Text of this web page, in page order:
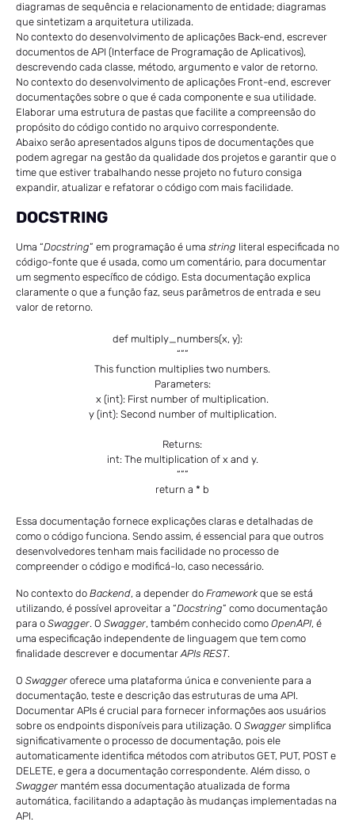
diagramas de sequência e relacionamento de entidade; diagramas
que sintetizam a arquitetura utilizada.
No contexto do desenvolvimento de aplicações Back-end, escrever
documentos de API (Interface de Programação de Aplicativos),
descrevendo cada classe, método, argumento e valor de retorno.
No contexto do desenvolvimento de aplicações Front-end, escrever
documentações sobre o que é cada componente e sua utilidade.
Elaborar uma estrutura de pastas que facilite a compreensão do
propósito do código contido no arquivo correspondente.
Abaixo serão apresentados alguns tipos de documentações que
podem agregar na gestão da qualidade dos projetos e garantir que o
time que estiver trabalhando nesse projeto no futuro consiga
expandir, atualizar e refatorar o código com mais facilidade.
DOCSTRING
Uma “Docstring” em programação é uma string literal especificada no
código-fonte que é usada, como um comentário, para documentar
um segmento específico de código. Esta documentação explica
claramente o que a função faz, seus parâmetros de entrada e seu
valor de retorno.
def multiply_numbers(x, y):
“””
This function multiplies two numbers.
Parameters:
x (int): First number of multiplication.
y (int): Second number of multiplication.
Returns:
int: The multiplication of x and y.
“””
return a * b
Essa documentação fornece explicações claras e detalhadas de
como o código funciona. Sendo assim, é essencial para que outros
desenvolvedores tenham mais facilidade no processo de
compreender o código e modificá-lo, caso necessário.
No contexto do Backend, a depender do Frameworkque se está
utilizando, é possível aproveitar a “Docstring” como documentação
para o Swagger. O Swagger, também conhecido como OpenAPI, é
uma especificação independente de linguagem que tem como
finalidade descrever e documentarAPIs REST.
O Swagger oferece uma plataforma única e conveniente para a
documentação, teste e descrição das estruturas de uma API.
Documentar APIs é crucial para fornecer informações aos usuários
sobre os endpoints disponíveis para utilização. O Swagger simplifica
significativamente o processo de documentação, pois ele
automaticamente identifica métodos com atributos GET, PUT, POST e
DELETE, e gera a documentação correspondente. Além disso, o
Swagger mantém essa documentação atualizada de forma
automática, facilitando a adaptação às mudanças implementadas na
API.